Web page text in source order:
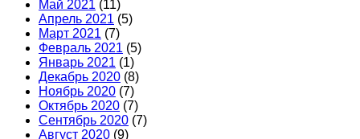
Май 2021 (11)
Апрель 2021 (5)
Март 2021 (7)
Февраль 2021 (5)
Январь 2021 (1)
Декабрь 2020 (8)
Ноябрь 2020 (7)
Октябрь 2020 (7)
Сентябрь 2020 (7)
Август 2020 (9)